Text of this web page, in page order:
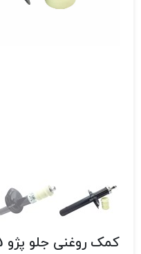
کمک روغنی جلو پژو 405 اتومکانیکَ